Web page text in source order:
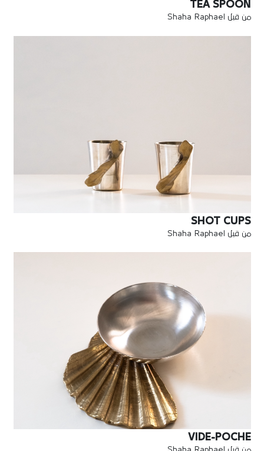
TEA SPOON
من قبل Shaha Raphael
SHOT CUPS
من قبل Shaha Raphael
VIDE-POCHE